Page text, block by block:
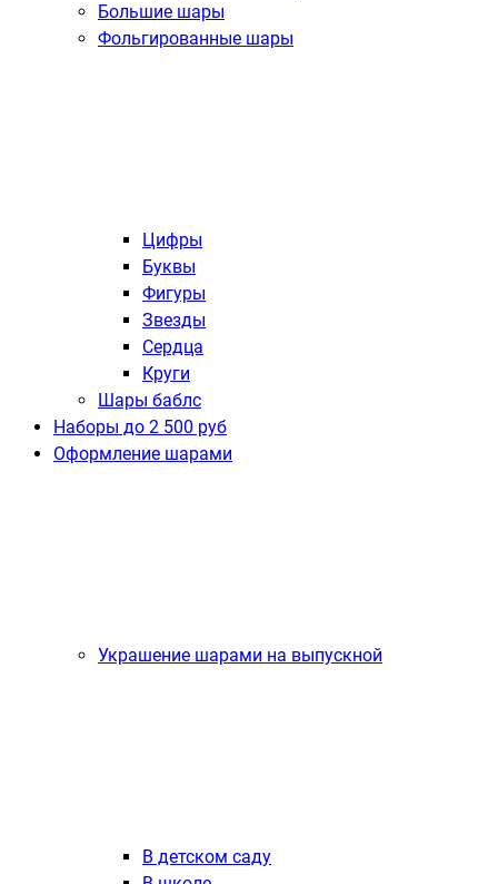
Большие шары
Фольгированные шары
Цифры
Буквы
Фигуры
Звезды
Сердца
Круги
Шары баблс
Наборы до 2 500 руб
Оформление шарами
Украшение шарами на выпускной
В детском саду